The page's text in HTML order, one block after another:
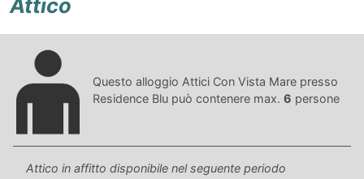
Attico
Questo alloggio Attici Con Vista Mare presso
Residence Blu può contenere max. 6 persone
Attico in affitto disponibile nel seguente periodo